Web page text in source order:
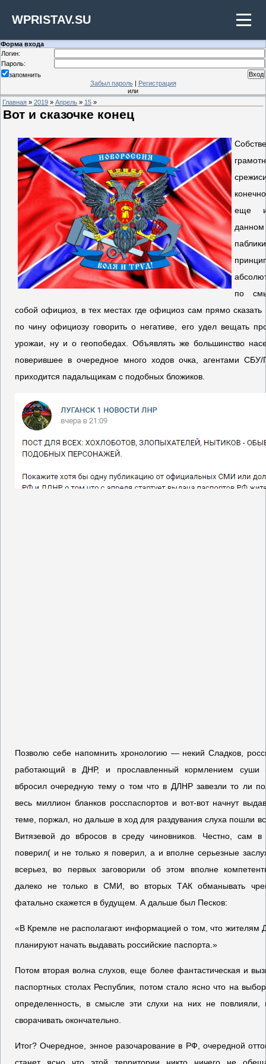
WPRISTAV.SU
Форма входа
Логин:
Пароль:
запомнить
Забыл пароль| Регистрация
или
Главная » 2019 » Апрель » 15 »
Вот и сказочке конец
еще
по
собой официоз, в тех местах где официоз сам прямо
по чину официозу говорить о негативе, его удел вещать
урожаи, ну и о геопобедах. Объявлять же большинство
поверившее в очередное много ходов очка, агентами СБУ/
приходится падальщикам с подобных бложиков.
Позволю себе напомнить хронологию — некий Сладков,
работающий в ДНР, и прославленный кормлением суши
вбросил очередную тему о том что в ДЛНР завезли то ли
весь миллион бланков росспаспортов и вот-вот начнут
теме, поржал, но дальше в ход для раздувания слуха пошли
Витязевой до вбросов в среду чиновников. Честно, сам
поверил( и не только я поверил, а и вполне серьезные
всерьез, во первых заговорили об этом вполне
далеко не только в СМИ, во вторых ТАК обманывать
фатально скажется в будущем. А дальше был Песков:
«В Кремле не располагают информацией о том, что жителям
планируют начать выдавать российские паспорта.»
Потом вторая волна слухов, еще более фантастическая и
паспортных столах Республик, потом стало ясно что на
определенность, в смысле эти слухи на них не повлияли,
сворачивать окончательно.
Итог? Очередное, энное разочарование в РФ, очередной